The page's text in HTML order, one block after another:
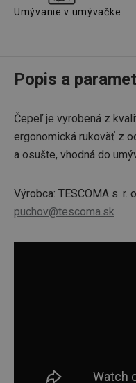
Umývanie v umývačke
Popis a
Čepeľ je vyrobená z
ergonomická rukoväť z
a osušte, vhodná do
Výrobca: TESCOMA s. r.
puchov@tescoma.sk